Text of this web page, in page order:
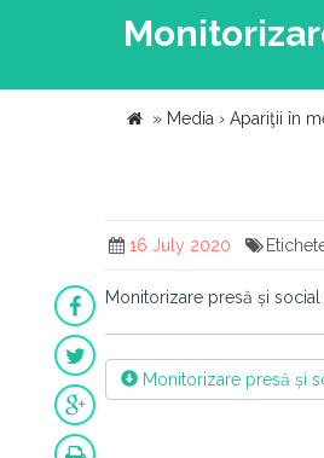
» Media › Apariţii în
16 July 2020
Monitorizare presă și social
Monitorizare presă și